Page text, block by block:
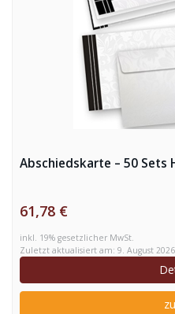
Abschiedskarte – 50
61,78 €
inkl. 19% gesetzlicher MwSt.
Zuletzt aktualisiert am: 9. August 2026
zu